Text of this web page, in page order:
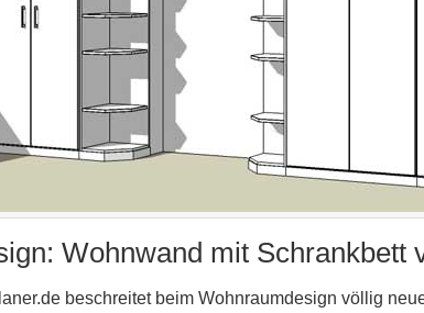
Wohnwand mit Schrankbett
beschreitet beim Wohnraumdesign völlig